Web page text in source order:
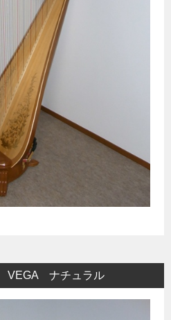
VEGA ナチュラル